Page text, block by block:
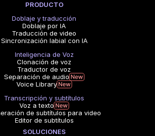
PRODUCTO
Doblaje y traducción
Doblaje por IA
Traducción de video
Sincronización labial con IA
Inteligencia de Voz
Clonación de voz
Traductor de voz
Separación de audio
Voice Library
Transcripción y subtítulos
Voz a texto
de subtítulos para video
Editor de subtítulos
SOLUCIONES